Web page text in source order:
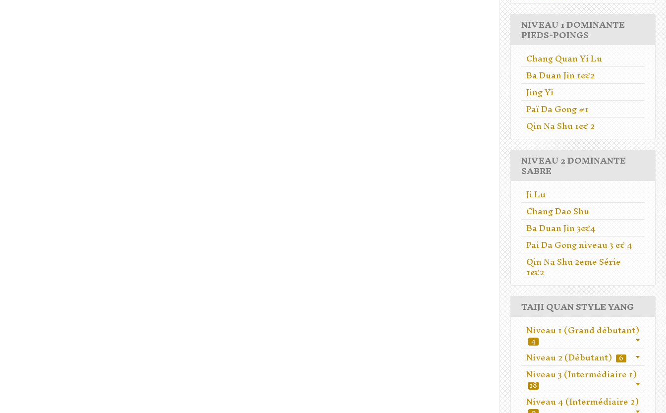
NIVEAU 1 DOMINANTE
PIEDS-POINGS
Chang Quan Yi Lu
Ba Duan Jin 1&2
Jing Yi
Paï Da Gong #1
Qin Na Shu 1& 2
NIVEAU 2 DOMINANTE
SABRE
Ji Lu
Chang Dao Shu
Ba Duan Jin 3&4
Pai Da Gong niveau 3 & 4
Qin Na Shu 2eme Série
1&2
TAIJI QUAN STYLE YANG
Niveau 1 (Grand débutant)
4
Niveau 2 (Débutant) 6
Niveau 3 (Intermédiaire 1)
18
Niveau 4 (Intermédiaire 2)